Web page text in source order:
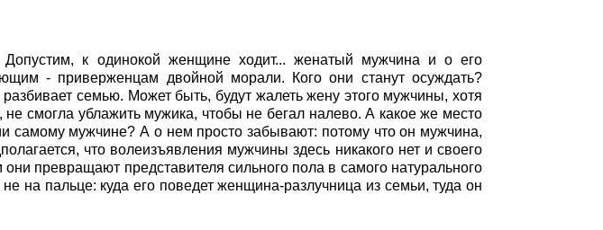
Допустим, к одинокой женщине ходит... женатый мужчина и о его
- приверженцам двойной морали. Кого они станут осуждать?
семью. Может быть, будут жалеть жену этого мужчины, хотя
не смогла ублажить мужика, чтобы не бегал налево. А какое же место
самому мужчине? А о нем просто забывают: потому что он мужчина,
что волеизъявления мужчины здесь никакого нет и своего
превращают представителя сильного пола в самого натурального
на пальце: куда его поведет женщина-разлучница из семьи, туда он